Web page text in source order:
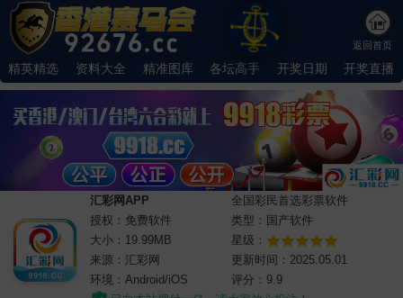
返回首页
精英精选 资料大全 精准图库 各坛高手 开奖日期 开奖直播
汇彩网APP
授权：免费软件
大小：19.99MB
来源：汇彩网
环境：Android/iOS
全国彩民首选彩票软件
类型：国产软件
星级：
更新时间：2025.05.01
评分：9.9